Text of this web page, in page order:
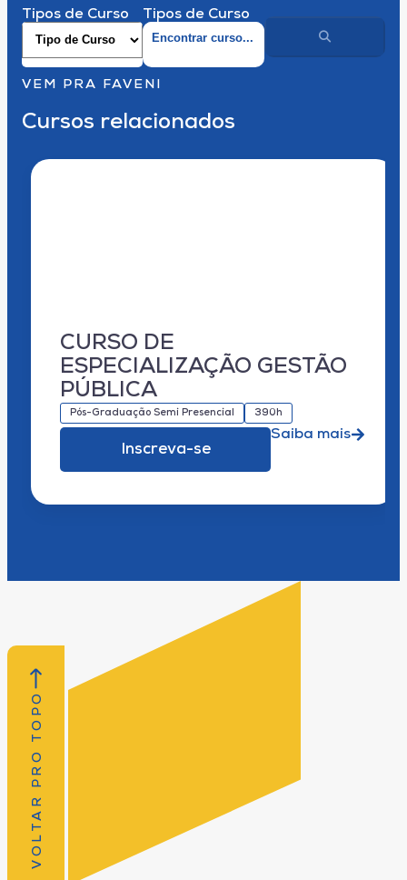
Tipos de Curso Tipos de Curso
VEM PRA FAVENI
Cursos relacionados
CURSO DE
ESPECIALIZAÇÃO GESTÃO
PÚBLICA
Pós-Graduação Semi Presencial 390h
Inscreva-se
Saiba mais
VOLTAR PRO TOPO